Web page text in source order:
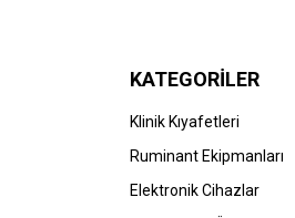
KATEGORİLER
Klinik Kıyafetleri
Ruminant Ekipmanları
Elektronik Cihazlar